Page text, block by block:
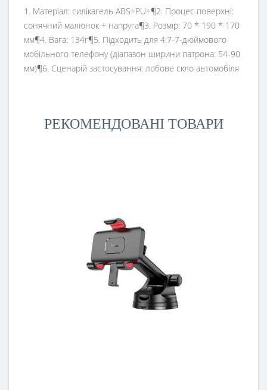
1. Матеріал: силікагель ABS+PU+¶2. Процес поверхні:
сонячний малюнок + напруга¶3. Розмір: 70 * 190 * 170
мм¶4. Вага: 134г¶5. Підходить для 4.7-7-дюймового
мобільного телефону (діапазон ширини патрона: 54-90
мм)¶6. Сценарій застосування: лобове скло автомобіля
РЕКОМЕНДОВАНІ ТОВАРИ